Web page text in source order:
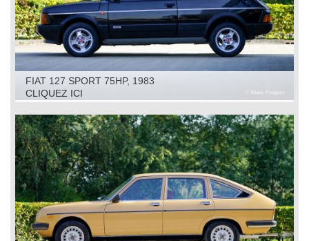
FIAT 127 SPORT 75HP, 1983
CLIQUEZ ICI